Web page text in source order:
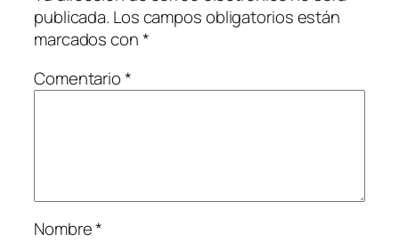
publicada. Los campos obligatorios están
marcados con*
Comentario*
Nombre*